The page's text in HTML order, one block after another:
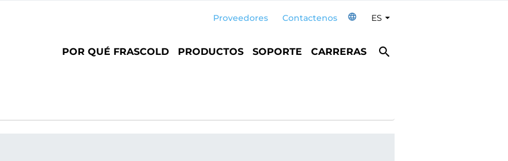
Proveedores Contactenos language ESToggle Dropdown
Main
POR QUÉ FRASCOLD PRODUCTOS SOPORTE CARRERAS search